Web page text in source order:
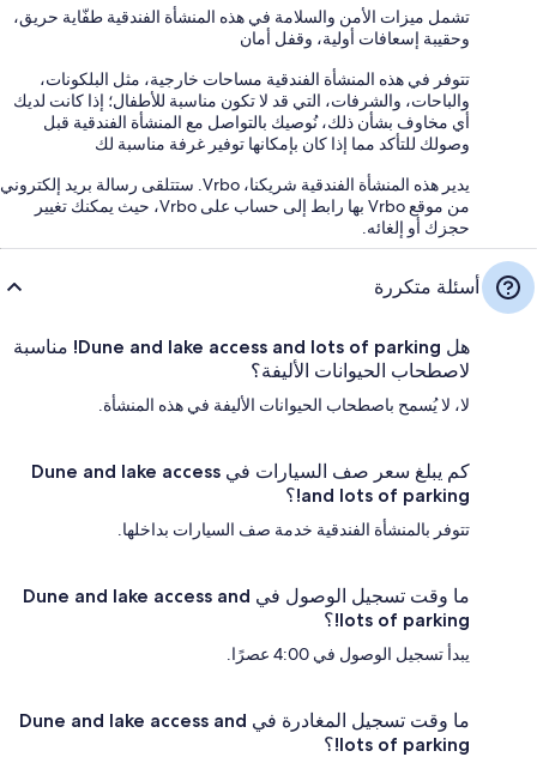
تشمل ميزات الأمن والسلامة في هذه المنشأة الفندقية طفّاية حريق،
وحقيبة إسعافات أولية، وقفل أمان
تتوفر في هذه المنشأة الفندقية مساحات خارجية، مثل البلكونات،
والباحات، والشرفات، التي قد لا تكون مناسبة للأطفال؛ إذا كانت لديك
أي مخاوف بشأن ذلك، نُوصيك بالتواصل مع المنشأة الفندقية قبل
وصولك للتأكد مما إذا كان بإمكانها توفير غرفة مناسبة لك
يدير هذه المنشأة الفندقية شريكنا، Vrbo. ستتلقى رسالة بريد إلكتروني
من موقع Vrbo بها رابط إلى حساب على Vrbo، حيث يمكنك تغيير
حجزك أو إلغائه.
أسئلة متكررة
هل Dune and lake access and lots of parking! مناسبة
لاصطحاب الحيوانات الأليفة؟
لا، لا يُسمح باصطحاب الحيوانات الأليفة في هذه المنشأة.
كم يبلغ سعر صف السيارات في Dune and lake access
and lots of parking!؟
تتوفر بالمنشأة الفندقية خدمة صف السيارات بداخلها.
ما وقت تسجيل الوصول في Dune and lake access and
lots of parking!؟
يبدأ تسجيل الوصول في 4:00 عصرًا.
ما وقت تسجيل المغادرة في Dune and lake access and
lots of parking!؟